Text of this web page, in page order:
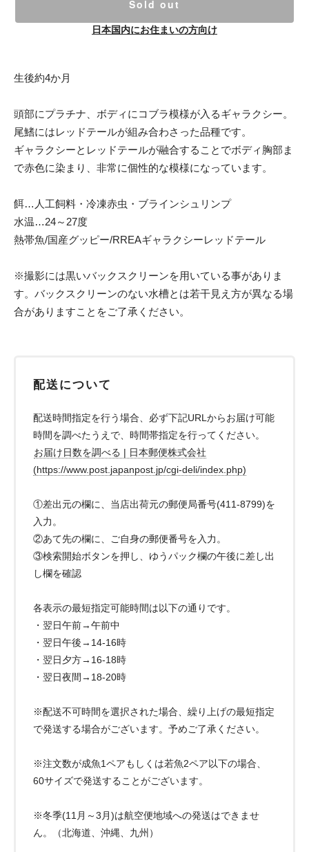
Sold out
日本国内にお住まいの方向け
生後約4か月
頭部にプラチナ、ボディにコブラ模様が入るギャラクシー。
尾鰭にはレッドテールが組み合わさった品種です。
ギャラクシーとレッドテールが融合することでボディ胸部ま
で赤色に染まり、非常に個性的な模様になっています。
餌…人工飼料・冷凍赤虫・ブラインシュリンプ
水温…24～27度
熱帯魚/国産グッピー/RREAギャラクシーレッドテール
※撮影には黒いバックスクリーンを用いている事がありま
す。バックスクリーンのない水槽とは若干見え方が異なる場
合がありますことをご了承ください。
配送について
配送時間指定を行う場合、必ず下記URLからお届け可能
時間を調べたうえで、時間帯指定を行ってください。
お届け日数を調べる | 日本郵便株式会社
(https://www.post.japanpost.jp/cgi-deli/index.php)
①差出元の欄に、当店出荷元の郵便局番号(411-8799)を
入力。
②あて先の欄に、ご自身の郵便番号を入力。
③検索開始ボタンを押し、ゆうパック欄の午後に差し出
し欄を確認
各表示の最短指定可能時間は以下の通りです。
・翌日午前→午前中
・翌日午後→14-16時
・翌日夕方→16-18時
・翌日夜間→18-20時
※配送不可時間を選択された場合、繰り上げの最短指定
で発送する場合がございます。予めご了承ください。
※注文数が成魚1ペアもしくは若魚2ペア以下の場合、
60サイズで発送することがございます。
※冬季(11月～3月)は航空便地域への発送はできませ
ん。（北海道、沖縄、九州）